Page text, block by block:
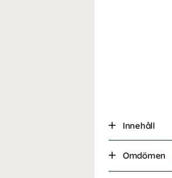
Innehåll
Omdömen